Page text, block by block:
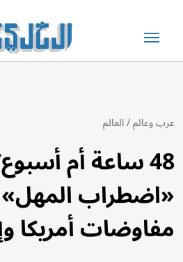
عرب وعالم/العالم
48 ساعة أم
«اضطراب
مفاوضات أمريكا